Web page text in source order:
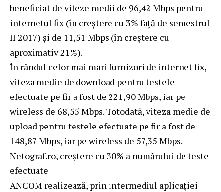
beneficiat de viteze medii de 96,42 Mbps pentru
internetul fix (în creștere cu 3% față de semestrul
II 2017) și de 11,51 Mbps (în creștere cu
aproximativ 21%).
În rândul celor mai mari furnizori de internet fix,
viteza medie de download pentru testele
efectuate pe fir a fost de 221,90 Mbps, iar pe
wireless de 68,55 Mbps. Totodată, viteza medie de
upload pentru testele efectuate pe fir a fost de
148,87 Mbps, iar pe wireless de 57,35 Mbps.
Netograf.ro, creștere cu 30% a numărului de teste
efectuate
ANCOM realizează, prin intermediul aplicației